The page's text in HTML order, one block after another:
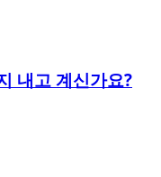
내고 계신가요?